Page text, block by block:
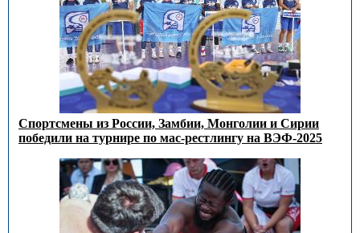
Спортсмены из России, Замбии, Монголии и Сирии
победили на турнире по мас-рестлингу на ВЭФ-2025